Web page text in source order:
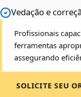
Vedação e
Profissionais
ferramentas
assegurando
SOLICITE SEU